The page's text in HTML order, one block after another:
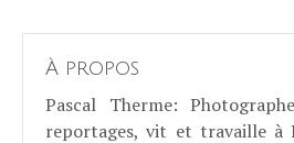
À propos
Pascal Therme:
reportages, vit et travaille à